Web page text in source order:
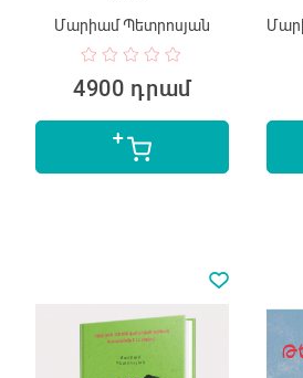
Մարիամ Պետրոսյան
4900 դրամ